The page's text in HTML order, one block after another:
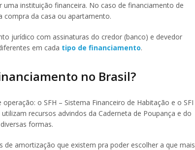
instituição financeira. No caso de financiamento de
compra da casa ou apartamento.
jurídico com assinaturas do credor (banco) e devedor
em cada tipo de financiamento.
no Brasil?
o SFH – Sistema Financeiro de Habitação e o SFI
recursos advindos da Caderneta de Poupança e do
formas.
amortização que existem pra poder escolher a que mais